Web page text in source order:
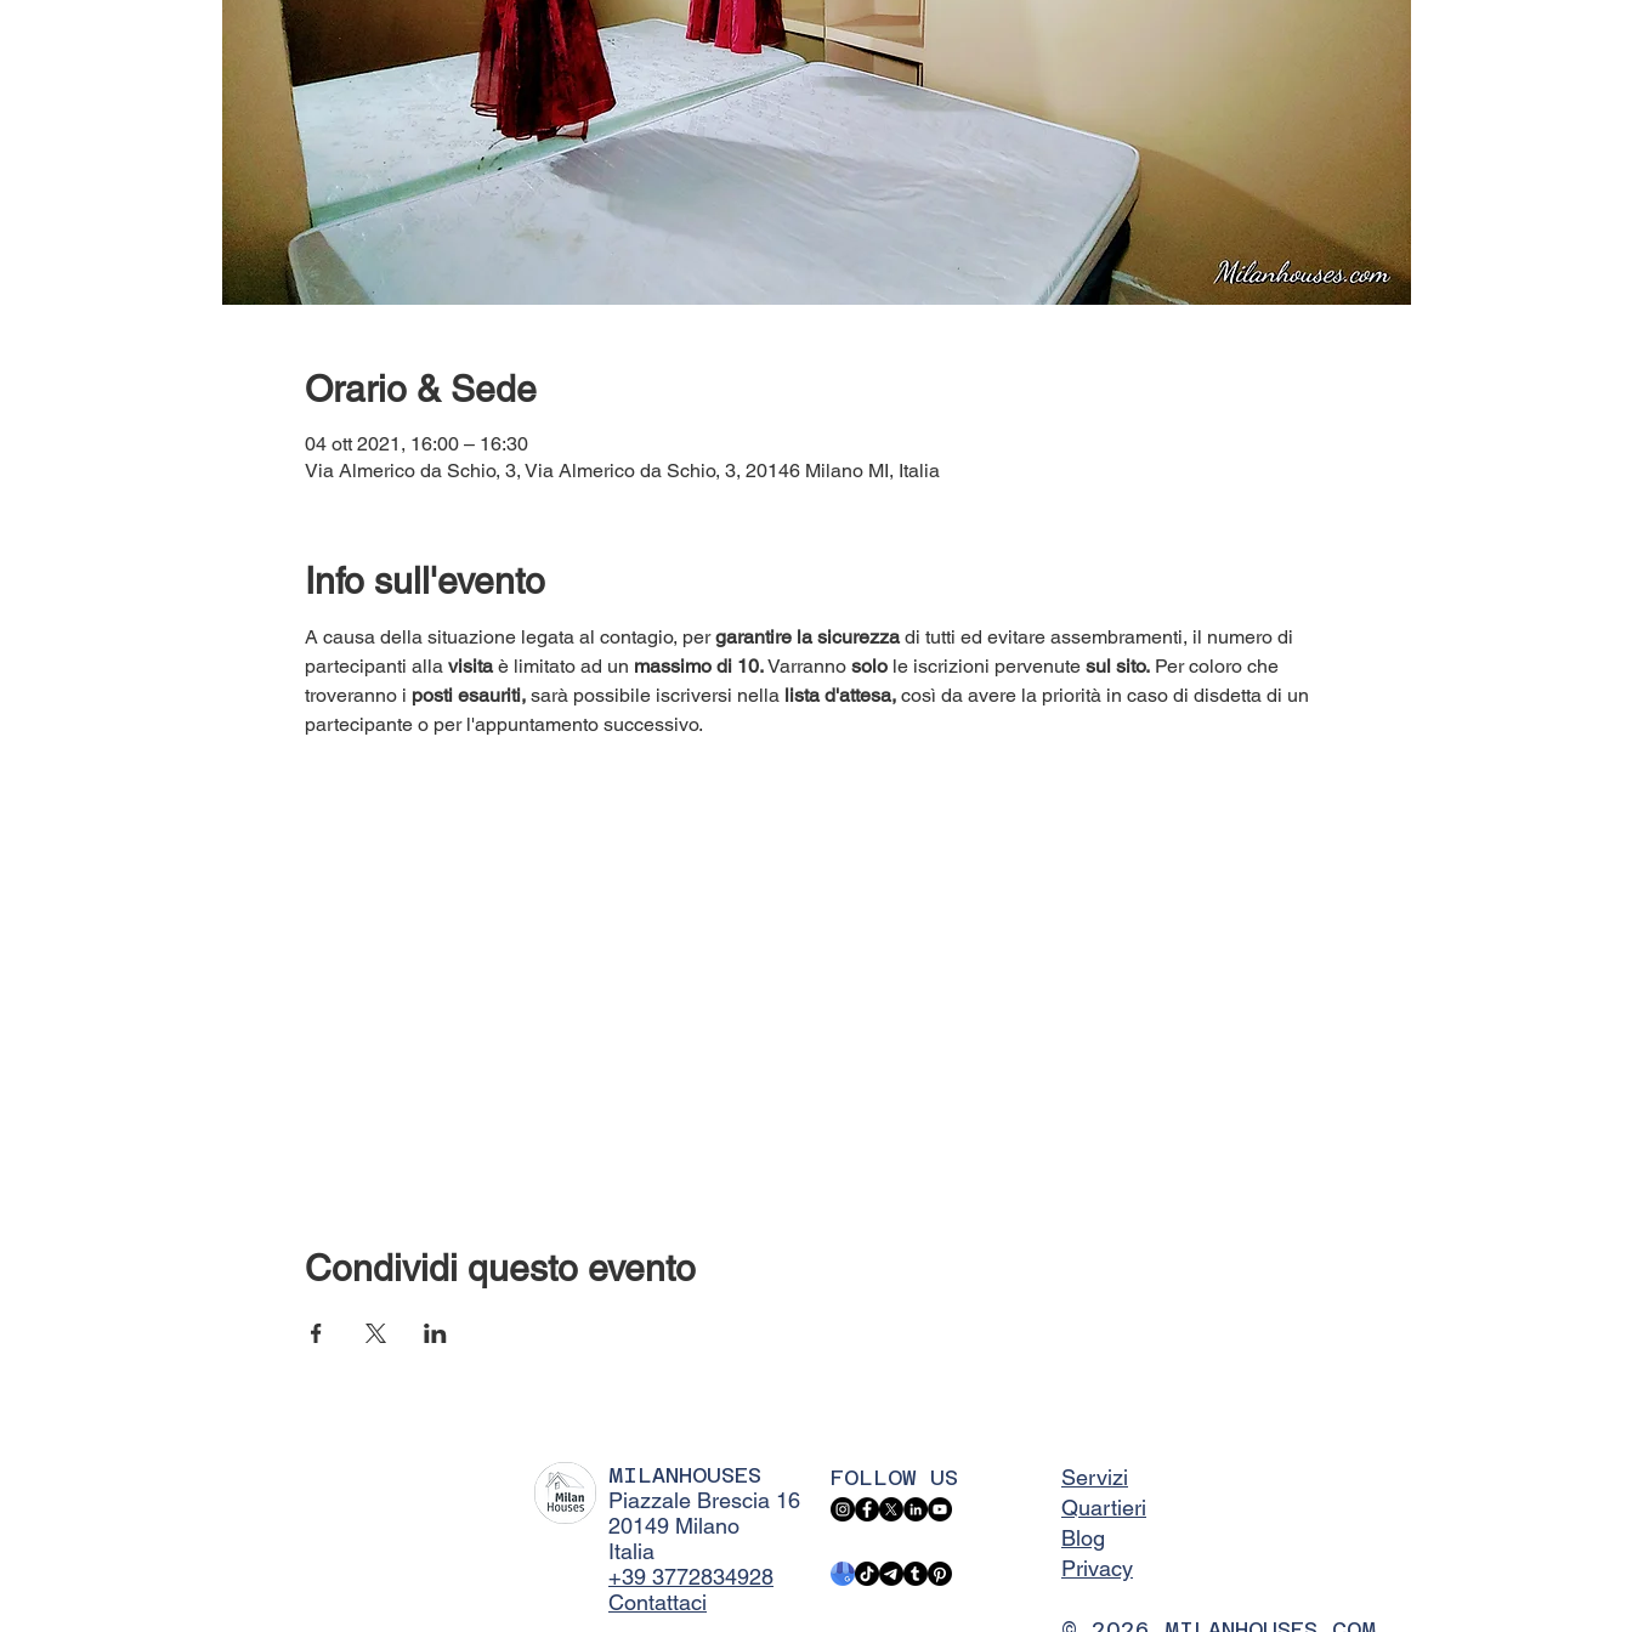
Orario & Sede
04 ott 2021, 16:00 – 16:30
Via Almerico da Schio, 3, Via Almerico da Schio, 3, 20146 Milano MI, Italia
Info sull'evento
A causa della situazione legata al contagio, per garantire la sicurezza di tutti ed evitare assembramenti, il numero di
partecipanti alla visita è limitato ad un massimo di 10. Varranno solo le iscrizioni pervenute sul sito. Per coloro che
troveranno i posti esauriti, sarà possibile iscriversi nella lista d'attesa, così da avere la priorità in caso di disdetta di un
partecipante o per l'appuntamento successivo.
Condividi questo evento
MILANHOUSES
Piazzale Brescia 16
20149 Milano
Italia
+39 3772834928
Contattaci
FOLLOW US
Servizi
Quartieri
Blog
Privacy